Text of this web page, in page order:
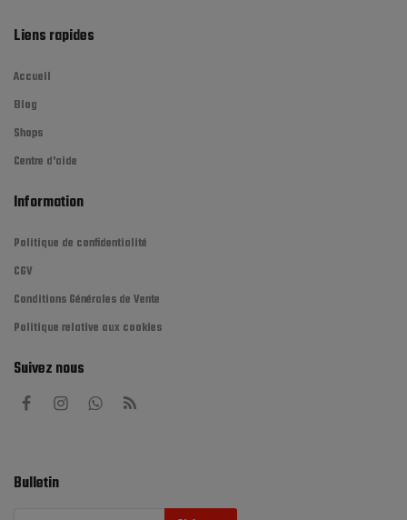
Liens rapides
Accueil
Blog
Shops
Centre d'aide
Information
Politique de confidentialité
CGV
Conditions Générales de Vente
Politique relative aux cookies
Suivez nous
Bulletin